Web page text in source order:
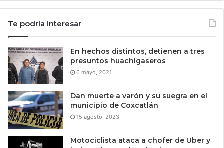
Te podría interesar
En hechos distintos, detienen a tres
presuntos huachigaseros
6 mayo, 2021
Dan muerte a varón y su suegra en el
municipio de Coxcatlán
15 agosto, 2023
Motociclista ataca a chofer de Uber y